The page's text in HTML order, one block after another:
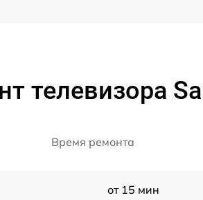
телевизора
Время ремонта
от 15 мин